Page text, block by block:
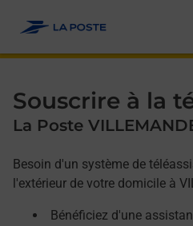
Souscrire à la
La Poste
Besoin d'un système de
l'extérieur de votre domicile à
Bénéficiez d'une